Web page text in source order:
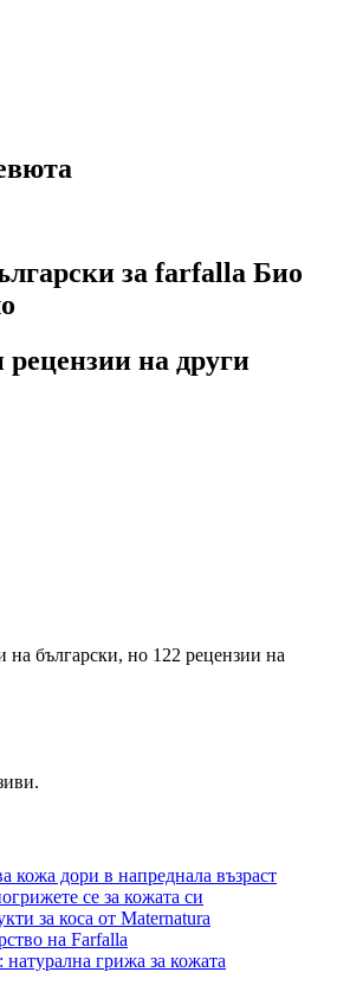
за farfalla Био
рецензии на други
на български, но 122 рецензии на
кожа дори в напреднала възраст
се за кожата си
за коса от Maternatura
на Farfalla
натурална грижа за кожата